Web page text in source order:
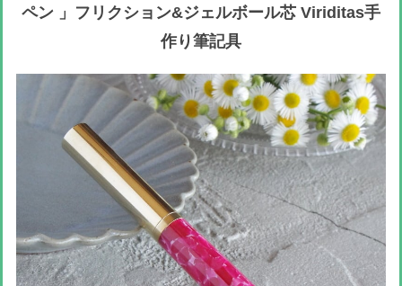
ペン 」フリクション&ジェルボール芯 Viriditas手
作り筆記具